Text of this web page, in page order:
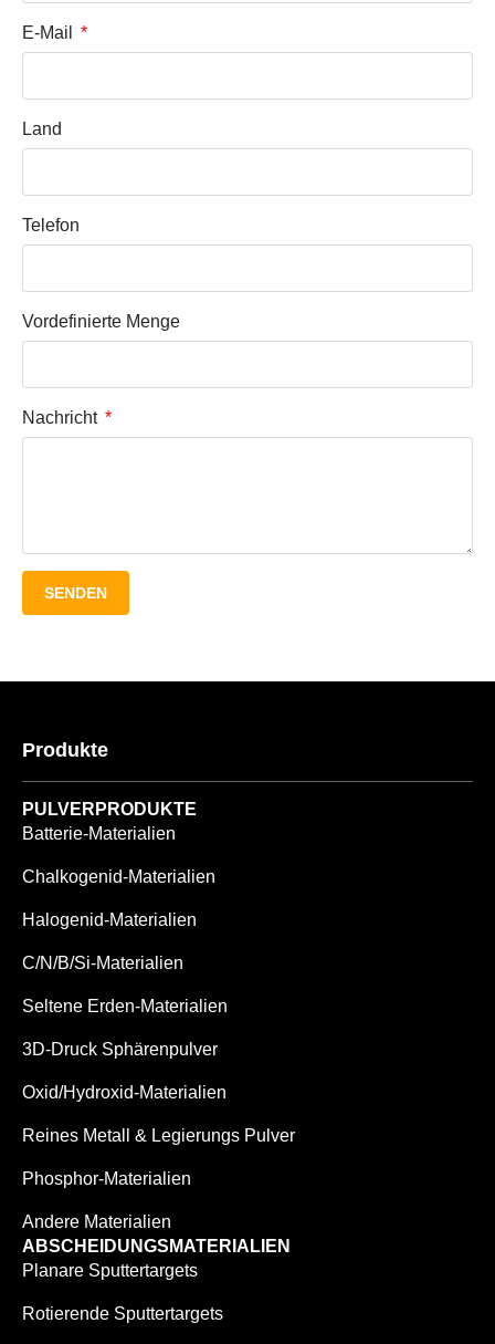
E-Mail
Land
Telefon
Vordefinierte Menge
Nachricht
SENDEN
Produkte
PULVERPRODUKTE
Batterie-Materialien
Chalkogenid-Materialien
Halogenid-Materialien
C/N/B/Si-Materialien
Seltene Erden-Materialien
3D-Druck Sphärenpulver
Oxid/Hydroxid-Materialien
Reines Metall & Legierungs Pulver
Phosphor-Materialien
Andere Materialien
ABSCHEIDUNGSMATERIALIEN
Planare Sputtertargets
Rotierende Sputtertargets